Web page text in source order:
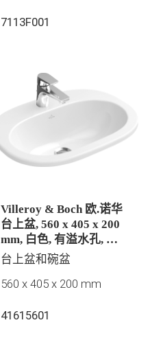
7113F001
Villeroy & Boch 欧.诺华
台上盆, 560 x 405 x 200
mm, 白色, 有溢水孔, 未
抛光
台上盆和碗盆
560 x 405 x 200 mm
41615601